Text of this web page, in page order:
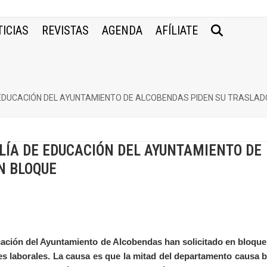
REVISTAS AGENDA AFÍLIATE
DEL AYUNTAMIENTO DE ALCOBENDAS PIDEN SU
DE EDUCACIÓN DEL AYUNTAMIENTO DE
BLOQUE
del Ayuntamiento de Alcobendas han solicitado en
laborales. La causa es que la mitad del departamento causa